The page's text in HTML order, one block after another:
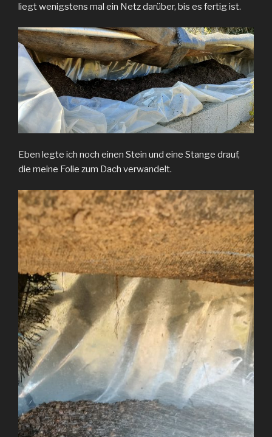
liegt wenigstens mal ein Netz darüber, bis es fertig ist.
Eben legte ich noch einen Stein und eine Stange drauf,
die meine Folie zum Dach verwandelt.